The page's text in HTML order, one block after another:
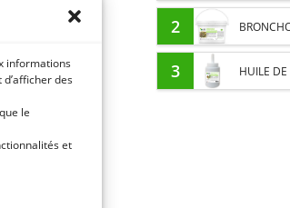
informations
des
le
et
OGM -
2
3 HUILE